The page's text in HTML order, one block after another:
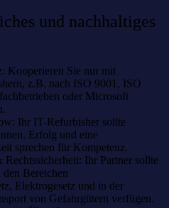
und nachhaltiges
Kooperieren Sie nur mit
z.B. nach ISO 9001, ISO
oder Microsoft
Ihr IT-Refurbisher sollte
Erfolg und eine
sprechen für Kompetenz.
Rechtssicherheit: Ihr Partner sollte
Bereichen
Elektrogesetz und in der
von Gefahrgütern verfügen.